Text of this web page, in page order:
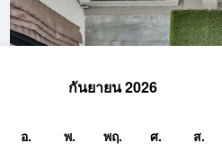
กันยายน 2026
อ. พ. พฤ. ศ. ส.